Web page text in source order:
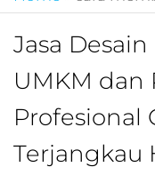
Jasa
UMKM dan
Profesional
Terjangkau